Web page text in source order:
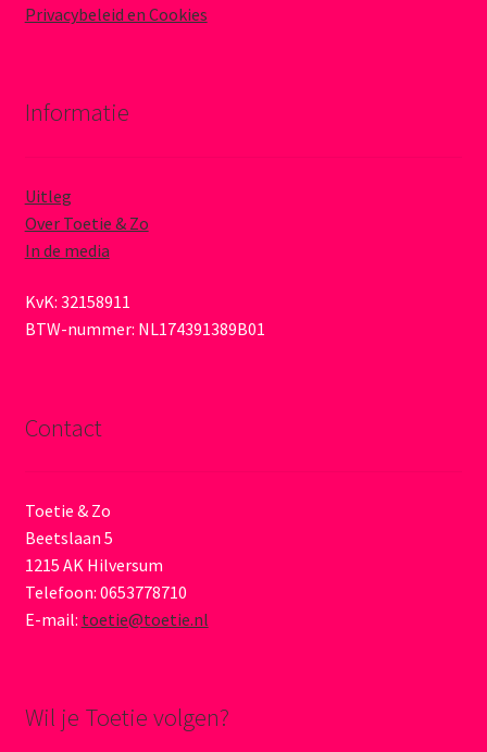
Privacybeleid en Cookies
Informatie
Uitleg
Over Toetie & Zo
In de media
KvK: 32158911
BTW-nummer: NL174391389B01
Contact
Toetie & Zo
Beetslaan 5
1215 AK Hilversum
Telefoon: 0653778710
E-mail: toetie@toetie.nl
Wil je Toetie volgen?